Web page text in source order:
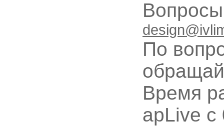
По
Время
apLive c